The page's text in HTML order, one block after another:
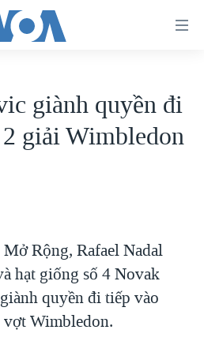
giành quyền đi
giải Wimbledon
Rộng, Rafael Nadal
hạt giống số 4 Novak
quyền đi tiếp vào
Wimbledon.